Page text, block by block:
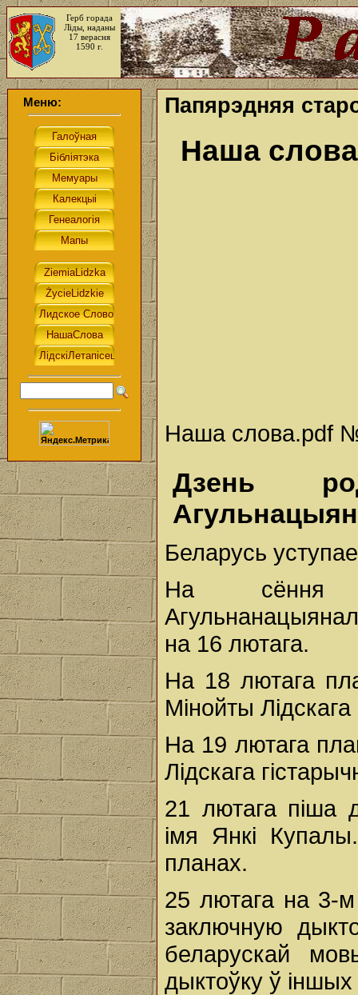
Герб горада
Ліды, наданы
17 верасня
1590 г.
Меню: Папярэдняя
Наша
Наша слова.pdf
Дзень
Беларусь
На сёння
на 16 лютага.
На 18 лютага
Мінойты
На 19 лютага
Лідскага
21 лютага піша
імя Янкі
планах.
25 лютага на 3-м
заключную
беларускай
дыктоўку ў